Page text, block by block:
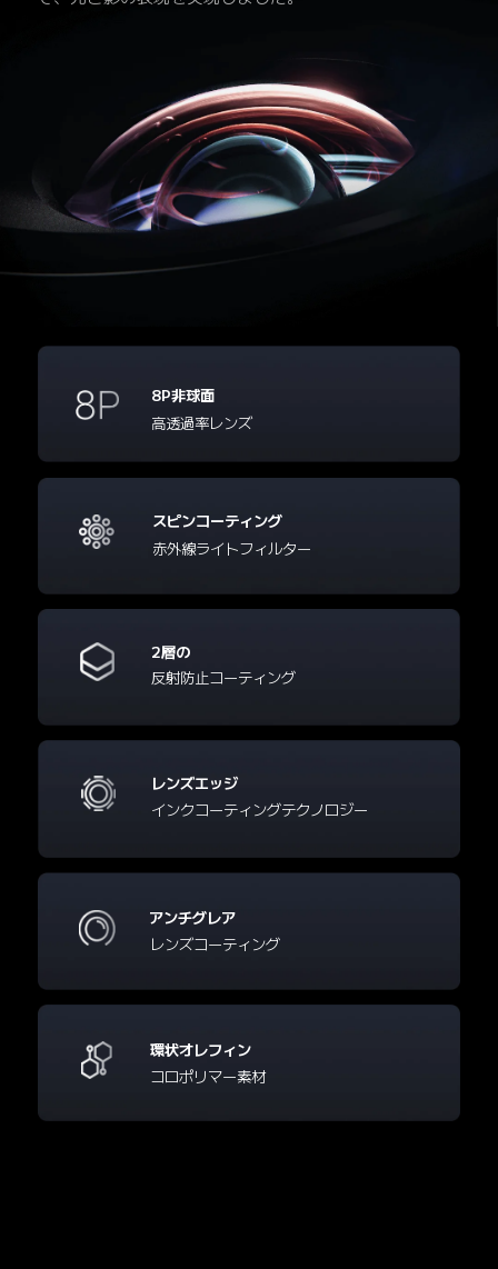
8P非球面
高透過率レンズ
スピンコーティング
赤外線ライトフィルター
2層の
反射防止コーティング
レンズエッジ
インクコーティングテクノロジー
アンチグレア
レンズコーティング
環状オレフィン
コロポリマー素材